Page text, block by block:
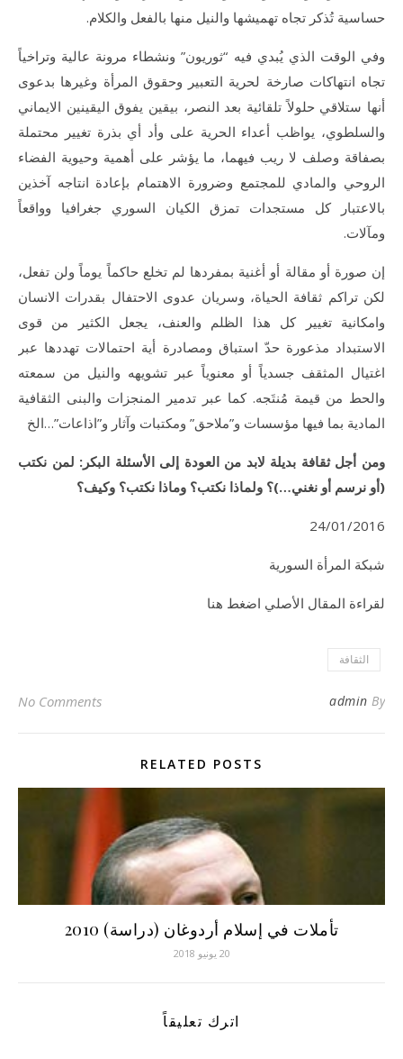
حساسية تُذكر تجاه تهميشها والنيل منها بالفعل والكلام.
وفي الوقت الذي يُبدي فيه “ثوريون” ونشطاء مرونة عالية وتراخياً
تجاه انتهاكات صارخة لحرية التعبير وحقوق المرأة وغيرها بدعوى
أنها ستلاقي حلولاً تلقائية بعد النصر، بيقين يفوق اليقينين الايماني
والسلطوي، يواظب أعداء الحرية على وأد أي بذرة تغيير محتملة
بصفاقة وصلف لا ريب فيهما، ما يؤشر على أهمية وحيوية الفضاء
الروحي والمادي للمجتمع وضرورة الاهتمام بإعادة انتاجه آخذين
بالاعتبار كل مستجدات تمزق الكيان السوري جغرافيا وواقعاً
ومآلات.
إن صورة أو مقالة أو أغنية بمفردها لم تخلع حاكماً يوماً ولن تفعل،
لكن تراكم ثقافة الحياة، وسريان عدوى الاحتفال بقدرات الانسان
وامكانية تغيير كل هذا الظلم والعنف، يجعل الكثير من قوى
الاستبداد مذعورة حدّ استباق ومصادرة أية احتمالات تهددها عبر
اغتيال المثقف جسدياً أو معنوياً عبر تشويهه والنيل من سمعته
والحط من قيمة مُنتَجه. كما عبر تدمير المنجزات والبنى الثقافية
المادية بما فيها مؤسسات و”ملاحق” ومكتبات وآثار و”اذاعات”…الخ
ومن أجل ثقافة بديلة لابد من العودة إلى الأسئلة البكر: لمن نكتب
(أو نرسم أو نغني…)؟ ولماذا نكتب؟ وماذا نكتب؟ وكيف؟
24/01/2016
شبكة المرأة السورية
لقراءة المقال الأصلي اضغط هنا
الثقافة
By
admin
No Comments
RELATED POSTS
تأملات في إسلام أردوغان (دراسة) 2010
20 يونيو 2018
اترك تعليقاً